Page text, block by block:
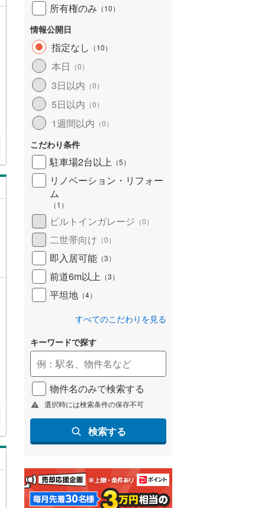
所有権のみ （10）
情報公開日
指定なし （10）
本日 （0）
3日以内 （0）
5日以内 （0）
1週間以内 （0）
こだわり条件
駐車場2台以上 （5）
リノベーション・リフォー
ム
（1 ）
ビルトインガレージ （0）
二世帯向け （0）
即入居可能 （3）
前道6m以上 （3）
平坦地 （4）
すべてのこだわりを見る
キーワードで探す
物件名のみで検索する
選択時には検索条件の保存不可
検索する